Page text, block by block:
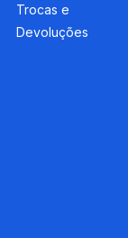
Trocas e
Devoluções